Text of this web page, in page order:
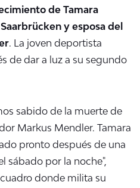
de Tamara
y esposa del
. La joven deportista
de dar a luz a su segundo
sabido de la muerte de
Markus Mendler. Tamara
pronto después de una
sábado por la noche",
donde milita su